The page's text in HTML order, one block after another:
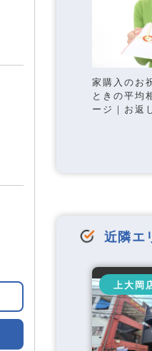
見つかりま
家購入のお
ときの平均
ージ｜お返
近隣エ
上大岡